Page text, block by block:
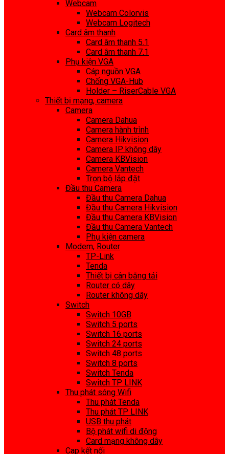
Webcam
Webcam Colorvis
Webcam Logitech
Card âm thanh
Card âm thanh 5.1
Card âm thanh 7.1
Phụ kiện VGA
Cáp nguồn VGA
Chống VGA-Hub
Holder – RiserCable VGA
Thiết bị mạng, camera
Camera
Camera Dahua
Camera hành trình
Camera Hikvision
Camera IP không dây
Camera KBVision
Camera Vantech
Trọn bộ lắp đặt
Đầu thu Camera
Đầu thu Camera Dahua
Đầu thu Camera Hikvision
Đầu thu Camera KBVision
Đầu thu Camera Vantech
Phụ kiện camera
Modem, Router
TP-Link
Tenda
Thiết bị cân bằng tải
Router có dây
Router không dây
Switch
Switch 10GB
Switch 5 ports
Switch 16 ports
Switch 24 ports
Switch 48 ports
Switch 8 ports
Switch Tenda
Switch TP LINK
Thu phát sóng Wifi
Thu phát Tenda
Thu phát TP LINK
USB thu phát
Bộ phát wifi di động
Card mạng không dây
Cap kết nối